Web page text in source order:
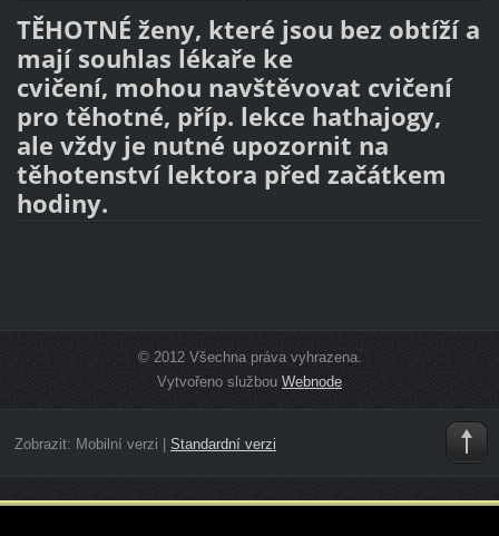
TĚHOTNÉ ženy, které jsou bez obtíží a
mají souhlas lékaře ke
cvičení, mohou navštěvovat cvičení
pro těhotné, příp. lekce hathajogy,
ale vždy je nutné upozornit na
těhotenství lektora před začátkem
hodiny.
© 2012 Všechna práva vyhrazena.
Vytvořeno službouWebnode
Zobrazit: Mobilní verzi Standardní verzi